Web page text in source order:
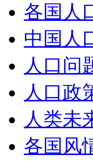
各国人
中国人
人口问
人口政
人类未
各国风